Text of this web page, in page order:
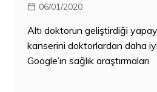
06/01/2020
Altı doktorun geliştirdiği
kanserini doktorlardan daha
Google’ın sağlık araştırmaları